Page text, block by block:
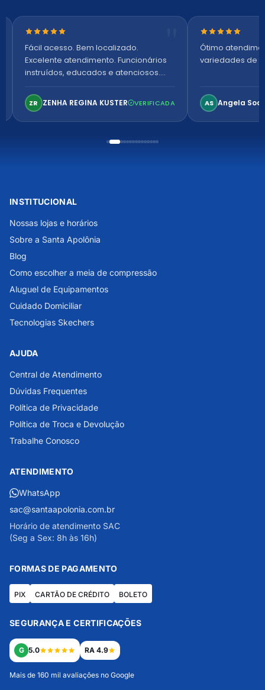
Nota 5 de 5 estrelas
Fácil acesso. Bem localizado.
Excelente atendimento. Funcionários
instruídos, educados e atenciosos.
confortável. Perfeito!
ZR ZENHA REGINA KUSTER VERIFICADA
Nota 5 de 5
Ótimo
variedades de
AS Angela
INSTITUCIONAL
Nossas lojas e horários
Sobre a Santa Apolônia
Blog
Como escolher a meia de compressão
Aluguel de Equipamentos
Cuidado Domiciliar
Tecnologias Skechers
AJUDA
Central de Atendimento
Dúvidas Frequentes
Política de Privacidade
Política de Troca e Devolução
Trabalhe Conosco
ATENDIMENTO
WhatsApp
sac@santaapolonia.com.br
Horário de atendimento SAC
(Seg a Sex: 8h às 16h)
FORMAS DE PAGAMENTO
PIX CARTÃO DE CRÉDITO BOLETO
SEGURANÇA E CERTIFICAÇÕES
G 5.0 RA 4.9
Mais de 160 mil avaliações no Google